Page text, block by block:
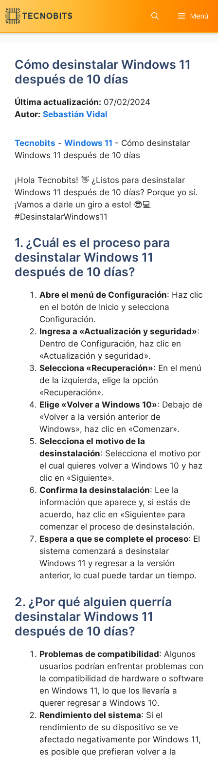
Saltar
al
contenido
Menú
Cómo desinstalar Windows 11
después de 10 días
Última actualización: 07/02/2024
Autor: Sebastián Vidal
Tecnobits - Windows 11 - Cómo desinstalar
Windows 11 después de 10 días
¡Hola Tecnobits! 👋 ¿Listos para desinstalar
Windows 11 después de 10 días? Porque yo sí.
¡Vamos a darle un giro a esto! 😎💻
#DesinstalarWindows11
1. ¿Cuál es el proceso para
desinstalar Windows 11
después de 10 días?
Abre el menú de Configuración: Haz clic
en el botón de Inicio y selecciona
Configuración.
Ingresa a «Actualización y seguridad»:
Dentro de Configuración, haz clic en
«Actualización y seguridad».
Selecciona «Recuperación»: En el menú
de la izquierda, elige la opción
«Recuperación».
Elige «Volver a Windows 10»: Debajo de
«Volver a la versión anterior de
Windows», haz clic en «Comenzar».
Selecciona el motivo de la
desinstalación: Selecciona el motivo por
el cual quieres volver a Windows 10 y haz
clic en «Siguiente».
Confirma la desinstalación: Lee la
información que aparece y, si estás de
acuerdo, haz clic en «Siguiente» para
comenzar el proceso de desinstalación.
Espera a que se complete el proceso: El
sistema comenzará a desinstalar
Windows 11 y regresar a la versión
anterior, lo cual puede tardar un tiempo.
2. ¿Por qué alguien querría
desinstalar Windows 11
después de 10 días?
Problemas de compatibilidad: Algunos
usuarios podrían enfrentar problemas con
la compatibilidad de hardware o software
en Windows 11, lo que los llevaría a
querer regresar a Windows 10.
Rendimiento del sistema: Si el
rendimiento de su dispositivo se ve
afectado negativamente por Windows 11,
es posible que prefieran volver a la